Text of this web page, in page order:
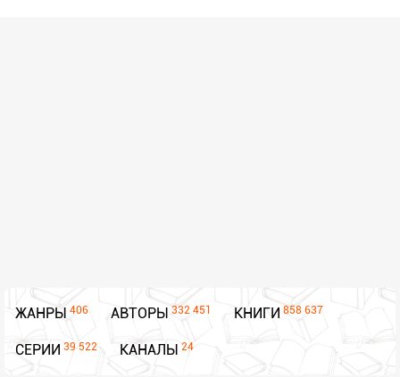
ЖАНРЫ 406 АВТОРЫ 332 451 КНИГИ 858 637
СЕРИИ 39 522 КАНАЛЫ 24